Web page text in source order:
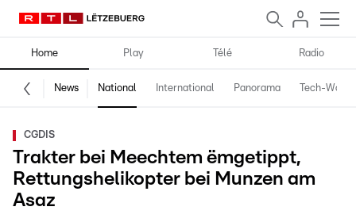
Home Play Télé Radio
News National International Panorama Tech-World
CGDIS
Trakter bei Meechtem ëmgetippt,
Rettungshelikopter bei Munzen am
Asaz